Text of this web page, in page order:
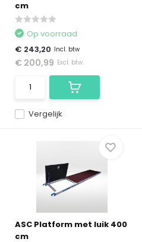
cm
Vergelijk
Op voorraad
€ 243,20 Incl. btw
€ 200,99 Excl. btw
ASC Platform met luik 400
cm